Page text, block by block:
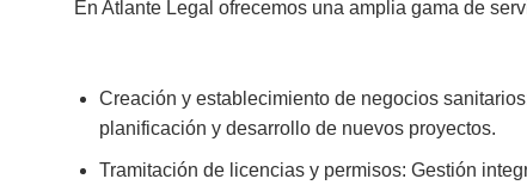
En Atlante Legal ofrecemos una amplia gama de
Creación y establecimiento de negocios
planificación y desarrollo de nuevos proyectos.
Tramitación de licencias y permisos: Gestión